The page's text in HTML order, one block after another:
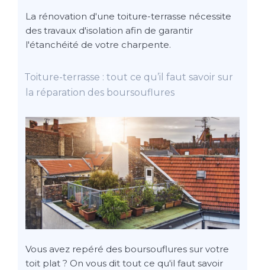
La rénovation d'une toiture-terrasse nécessite
des travaux d'isolation afin de garantir
l'étanchéité de votre charpente.
Toiture-terrasse : tout ce qu’il faut savoir sur
la réparation des boursouflures
Vous avez repéré des boursouflures sur votre
toit plat ? On vous dit tout ce qu'il faut savoir